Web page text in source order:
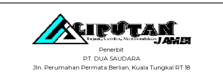
Penerbit
PT. DUA SAUDARA
Jln. Perumahan Permata Berlian, Kuala Tungkal RT 18